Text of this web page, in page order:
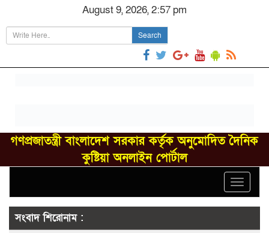
August 9, 2026, 2:57 pm
Search
গণপ্রজাতন্ত্রী বাংলাদেশ সরকার কর্তৃক অনুমোদিত দৈনিক
কুষ্টিয়া অনলাইন পোর্টাল
Toggle
সংবাদ শিরোনাম :